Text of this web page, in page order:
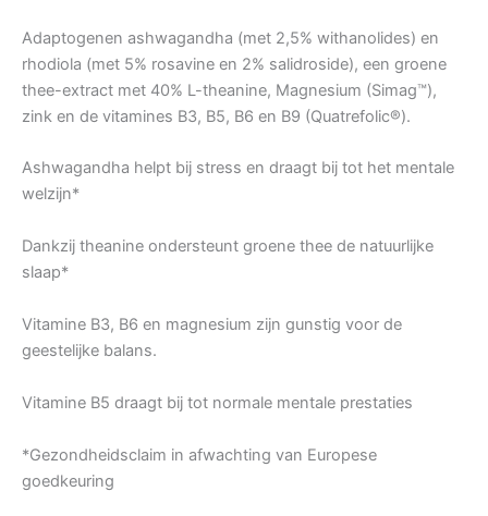
Adaptogenen ashwagandha (met 2,5% withanolides) en
rhodiola (met 5% rosavine en 2% salidroside), een groene
thee-extract met 40% L-theanine, Magnesium (Simag™),
zink en de vitamines B3, B5, B6 en B9 (Quatrefolic®).
Ashwagandha helpt bij stress en draagt bij tot het mentale
welzijn*
Dankzij theanine ondersteunt groene thee de natuurlijke
slaap*
Vitamine B3, B6 en magnesium zijn gunstig voor de
geestelijke balans.
Vitamine B5 draagt bij tot normale mentale prestaties
*Gezondheidsclaim in afwachting van Europese
goedkeuring